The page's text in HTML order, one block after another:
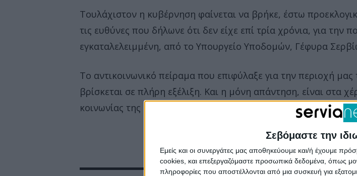
Σεβόμαστε την
Εμείς και οι συνεργάτες μας αποθηκεύουμε και/ή έχουμε
cookies, και επεξεργαζόμαστε προσωπικά δεδομένα, όπως
πληροφορίες που αποστέλλονται από μια συσκευή για
Τουλάχιστον η κυβέρνηση φαίνεται να βρήκε, έστω
τις ευθύνες που δήλωνε ότι δεν είχε επί τρία χρόνια, για την
εγκαταλελειμμένη, από το Υπουργείο Υποδομών, Γέφυρα
Το αντικοινωνικό πείραμα που επιφύλαξε για την περιοχή
βρίσκεται σε πλήρη εξέλιξη. Και η μόνη απάντηση, είναι στα
κοινωνίας της Π.Ε. Κοζάνης.